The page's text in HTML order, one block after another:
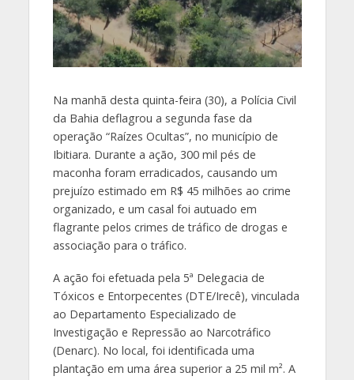
Na manhã desta quinta-feira (30), a Polícia Civil
da Bahia deflagrou a segunda fase da
operação “Raízes Ocultas”, no município de
Ibitiara. Durante a ação, 300 mil pés de
maconha foram erradicados, causando um
prejuízo estimado em R$ 45 milhões ao crime
organizado, e um casal foi autuado em
flagrante pelos crimes de tráfico de drogas e
associação para o tráfico.
A ação foi efetuada pela 5ª Delegacia de
Tóxicos e Entorpecentes (DTE/Irecê), vinculada
ao Departamento Especializado de
Investigação e Repressão ao Narcotráfico
(Denarc). No local, foi identificada uma
plantação em uma área superior a 25 mil m². A